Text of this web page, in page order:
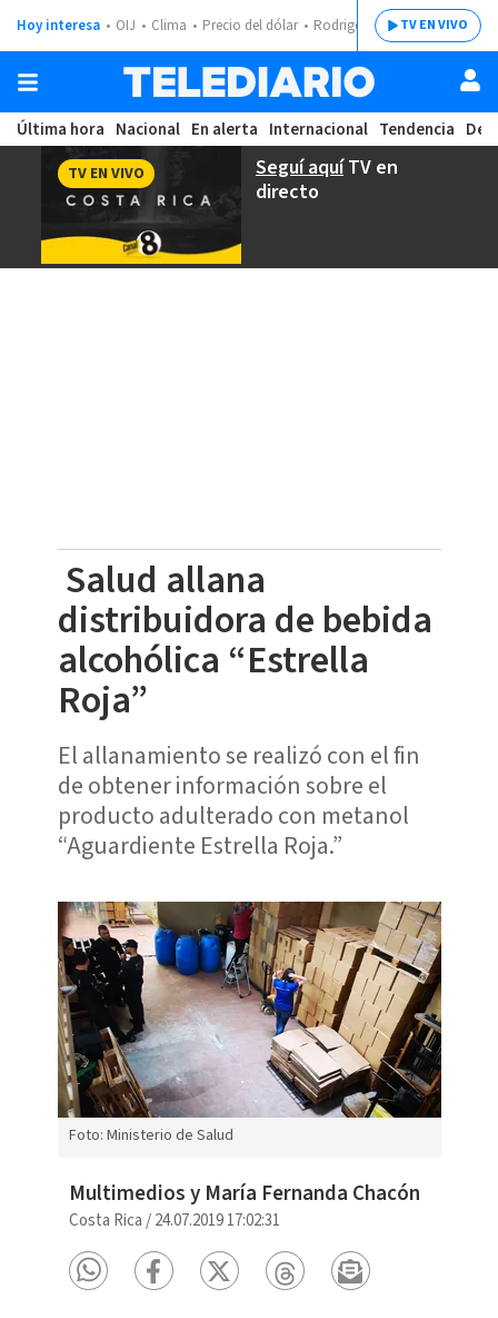
Hoy interesa OIJ Clima Precio del dólar Rodrigo ChavesTV EN VIVO
Última hora Nacional En alerta Internacional Tendencia
Seguí aquíTV en
directo
TV EN VIVO
Salud allana
distribuidora de bebida
alcohólica “Estrella
Roja”
El allanamiento se realizó con el fin
de obtener información sobre el
producto adulterado con metanol
“Aguardiente Estrella Roja.”
Foto: Ministerio de Salud
Multimedios y María Fernanda Chacón
Costa Rica /24.07.2019 17:02:31